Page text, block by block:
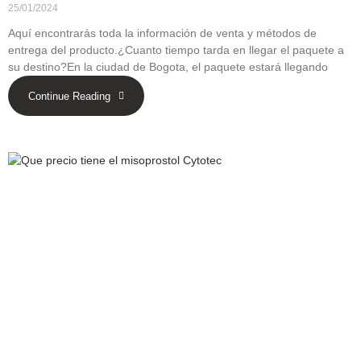
25/01/2024
Aquí encontrarás toda la información de venta y métodos de
entrega del producto.¿Cuanto tiempo tarda en llegar el paquete a
su destino?En la ciudad de Bogota, el paquete estará llegando
Continue Reading